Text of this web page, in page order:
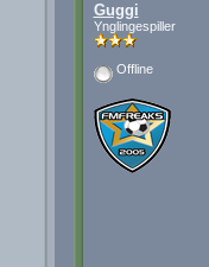
Guggi
Ynglingespiller
Offline